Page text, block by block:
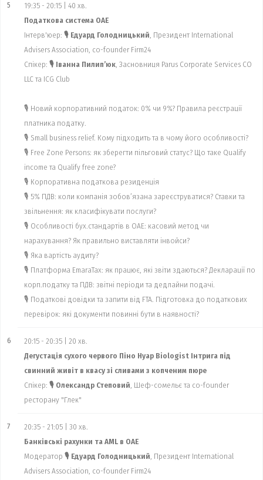
5
19:35 - 20:15 | 40 хв.
Податкова система ОАЕ
Інтерв'юер: 🎙 Едуард Голодницький, Президент International
Advisers Association, co-founder Firm24
Спікер: 🎙 Іванна Пилип’юк, Засновниця Parus Corporate Services CO
LLC та ICG Club
🎙 Новий корпоративний податок: 0% чи 9%? Правила реєстрації
платника податку.
🎙 Small business relief. Кому підходить та в чому його особливості?
🎙 Free Zone Persons: як зберегти пільговий статус? Що таке Qualify
income та Qualify free zone?
🎙 Корпоративна податкова резиденція
🎙 5% ПДВ: коли компанія зобов’язана зареєструватися? Ставки та
звільнення: як класифікувати послуги?
🎙 Особливості бух.стандартів в ОАЕ: касовий метод чи
нарахування? Як правильно виставляти інвойси?
🎙 Яка вартість аудиту?
🎙 Платформа EmaraTax: як працює, які звіти здаються? Декларації по
корп.податку та ПДВ: звітні періоди та дедлайни подачі.
🎙 Податкові довідки та запити від FTA. Підготовка до податкових
перевірок: які документи повинні бути в наявності?
6
20:15 - 20:35 | 20 хв.
Дегустація сухого червого Піно Нуар Biologist Інтрига під
свинний живіт в квасу зі сливами з копченим пюре
Спікер: 🎙 Олександр Степовий, Шеф-сомельє та co-founder
ресторану "Глек"
7
20:35 - 21:05 | 30 хв.
Банківські рахунки та AML в ОАЕ
Модератор 🎙 Едуард Голодницький, Президент International
Advisers Association, co-founder Firm24